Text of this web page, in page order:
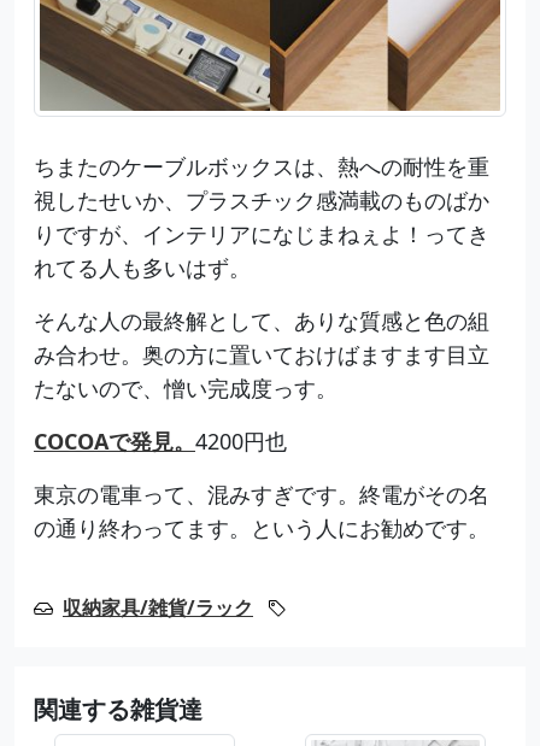
ちまたのケーブルボックスは、熱への耐性を重
視したせいか、プラスチック感満載のものばか
りですが、インテリアになじまねぇよ！ってき
れてる人も多いはず。
そんな人の最終解として、ありな質感と色の組
み合わせ。奥の方に置いておけばますます目立
たないので、憎い完成度っす。
COCOAで発見。 4200円也
東京の電車って、混みすぎです。終電がその名
の通り終わってます。という人にお勧めです。
収納家具/雑貨/ラック
関連する雑貨達